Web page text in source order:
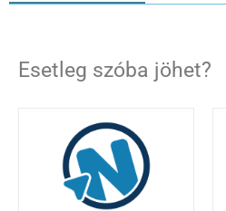
Esetleg szóba jöhet?